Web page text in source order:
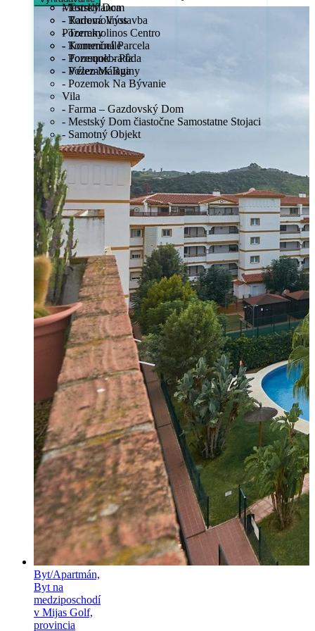
Mestský Dom
- Radová Výstavba
Pozemky
- Komerčná Parcela
- Pozemok - Pôda
- Pozemok Ruiny
- Pozemok Na Bývanie
Vila
- Farma – Gazdovský Dom
- Mestský Dom čiastočne Samostatne Stojaci
- Samotný Objekt
- Torreblanca
- Torremolinos
- Torremolinos Centro
- Torremuelle
- Torrequebrada
- Vélez-Málaga
Byt/Apartmán,
Byt na
medziposchodí
v Mijas Golf,
provincia